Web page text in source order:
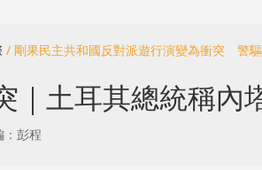
/ 剛果民主共和國反對派遊行演變為衝突 警
｜土耳其總統稱
：彭程